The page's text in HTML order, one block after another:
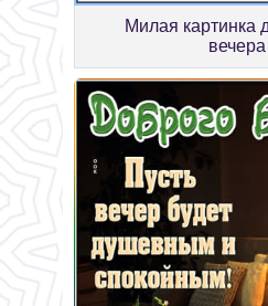
Милая картинка
вечера